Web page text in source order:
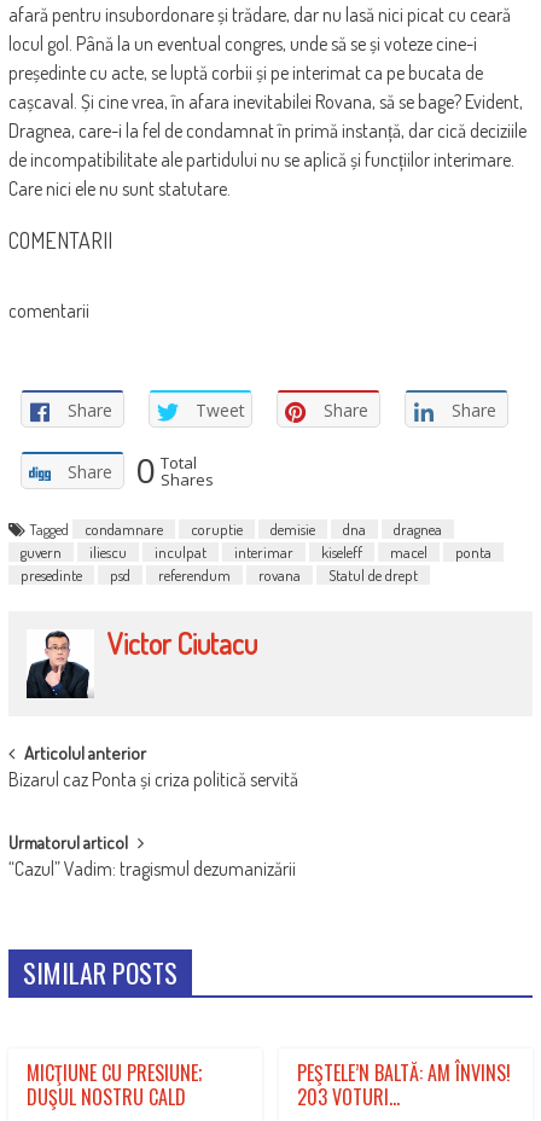
afară pentru insubordonare și trădare, dar nu lasă nici picat cu ceară
locul gol. Până la un eventual congres, unde să se și voteze cine-i
președinte cu acte, se luptă corbii și pe interimat ca pe bucata de
cașcaval. Și cine vrea, în afara inevitabilei Rovana, să se bage? Evident,
Dragnea, care-i la fel de condamnat în primă instanță, dar cică deciziile
de incompatibilitate ale partidului nu se aplică și funcțiilor interimare.
Care nici ele nu sunt statutare.
COMENTARII
comentarii
Share Tweet Share Share
Share 0 Total
Shares
Tagged condamnare coruptie demisie dna
dragnea
guvern
iliescu inculpat interimar kiseleff macel
ponta
presedinte
psd referendum rovana Statul de drept
Victor Ciutacu
POST
NAVIGATION
Articolul anterior
Bizarul caz Ponta și criza politică servită
Urmatorul articol
“Cazul” Vadim: tragismul dezumanizării
SIMILAR POSTS
MICŢIUNE CU PRESIUNE;
DUŞUL NOSTRU CALD
PEŞTELE’N BALTĂ: AM ÎNVINS!
203 VOTURI…